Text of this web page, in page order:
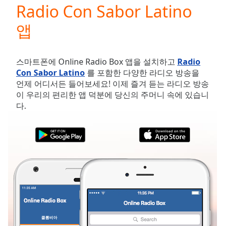
Video
Skip
Skip
Forward
Mute
Current
Time0:00
TypeLIVE
Seek to
live,
behind
Radio Con Sabor Latino
앱
스마트폰에 Online Radio Box 앱을 설치하고 Radio
Con Sabor Latino 를 포함한 다양한 라디오 방송을
언제 어디서든 들어보세요! 이제 즐겨 듣는 라디오 방송
이 우리의 편리한 앱 덕분에 당신의 주머니 속에 있습니
다.
콜롬비아